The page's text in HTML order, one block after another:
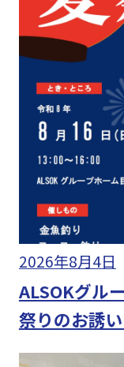
2026年8月4日
ALSOKグル
祭りのお